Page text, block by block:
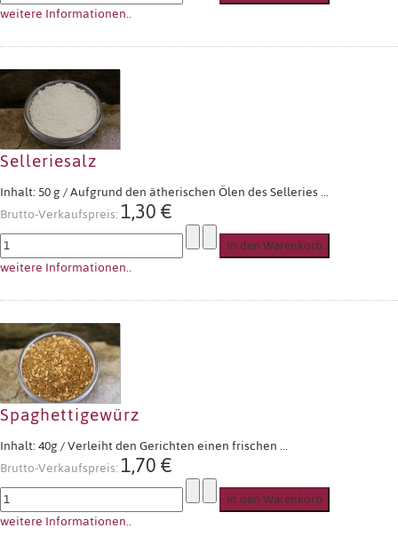
weitere Informationen..
Selleriesalz
Inhalt: 50 g / Aufgrund den ätherischen Ölen des Selleries ...
Brutto-Verkaufspreis:1,30 €
weitere Informationen..
Spaghettigewürz
Inhalt: 40g / Verleiht den Gerichten einen frischen ...
Brutto-Verkaufspreis:1,70 €
weitere Informationen..